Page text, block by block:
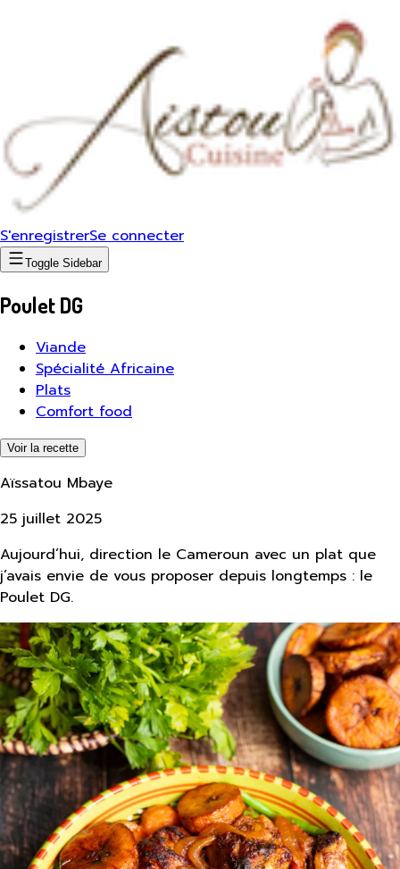
S'enregistrerSe connecter
Toggle Sidebar
Poulet DG
Viande
Spécialité Africaine
Plats
Comfort food
Voir la recette
Aïssatou Mbaye
25 juillet 2025
Aujourd’hui, direction le Cameroun avec un plat que
j’avais envie de vous proposer depuis longtemps : le
Poulet DG.